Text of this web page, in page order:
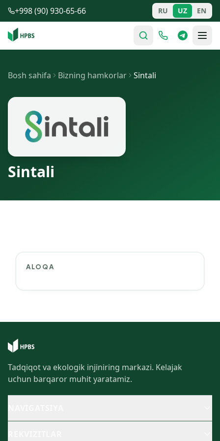
Tarkibga o'tish
+998 (90) 930-65-66 RU UZ EN
Bosh sahifa Bizning hamkorlar Sintali
Sintali
ALOQA
Tadqiqot va ekologik injiniring markazi. Kelajak
uchun barqaror muhit yaratamiz.